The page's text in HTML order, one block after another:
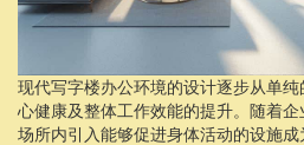
现代写字楼办公环境的设计逐步从单
心健康及整体工作效能的提升。随着
场所内引入能够促进身体活动的设施